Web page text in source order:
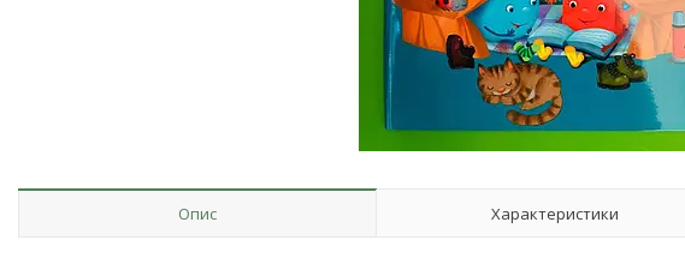
Опис Характеристики